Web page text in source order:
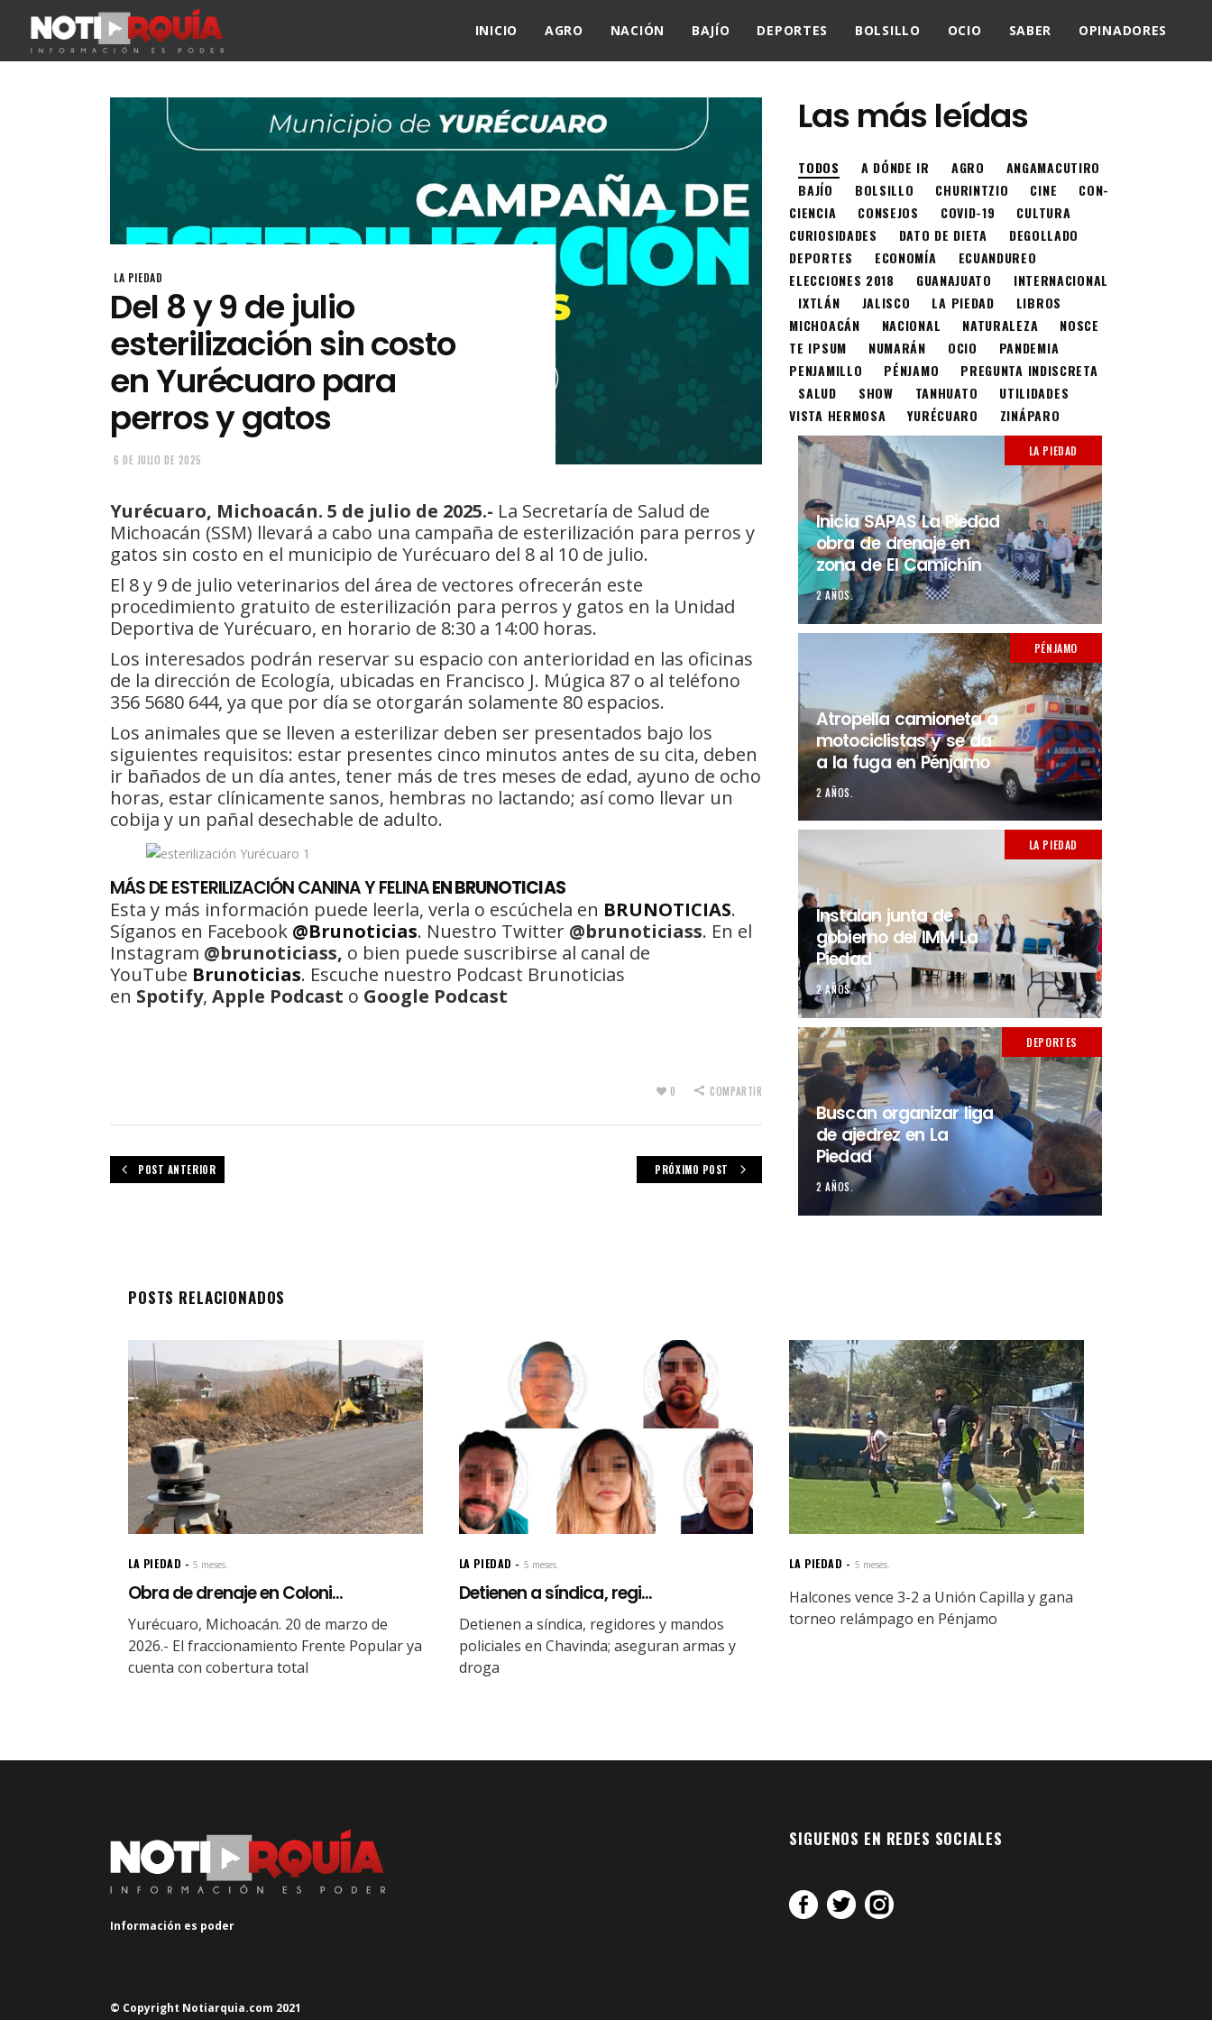
INICIO AGRO NACIÓN BAJÍO DEPORTES BOLSILLO OCIO SABER OPINADORES
LA PIEDAD
Del 8 y 9 de julio
esterilización sin costo
en Yurécuaro para
perros y gatos
6 DE JULIO DE 2025
Yurécuaro, Michoacán. 5 de julio de 2025.- La Secretaría de Salud de
Michoacán (SSM) llevará a cabo una campaña de esterilización para perros y
gatos sin costo en el municipio de Yurécuaro del 8 al 10 de julio.
El 8 y 9 de julio veterinarios del área de vectores ofrecerán este
procedimiento gratuito de esterilización para perros y gatos en la Unidad
Deportiva de Yurécuaro, en horario de 8:30 a 14:00 horas.
Los interesados podrán reservar su espacio con anterioridad en las oficinas
de la dirección de Ecología, ubicadas en Francisco J. Múgica 87 o al teléfono
356 5680 644, ya que por día se otorgarán solamente 80 espacios.
Los animales que se lleven a esterilizar deben ser presentados bajo los
siguientes requisitos: estar presentes cinco minutos antes de su cita, deben
ir bañados de un día antes, tener más de tres meses de edad, ayuno de ocho
horas, estar clínicamente sanos, hembras no lactando; así como llevar un
cobija y un pañal desechable de adulto.
MÁS DE ESTERILIZACIÓN CANINA Y FELINAEN BRUNOTICIAS
Esta y más información puede leerla, verla o escúchela en BRUNOTICIAS.
Síganos en Facebook @Brunoticias. Nuestro Twitter @brunoticiass. En el
Instagram @brunoticiass, o bien puede suscribirse al canal de
YouTube Brunoticias. Escuche nuestro Podcast Brunoticias
en Spotify, Apple Podcast o Google Podcast
0 COMPARTIR
POST ANTERIOR PRÓXIMO POST
Las más leídas
TODOS A DÓNDE IR AGRO
ANGAMACUTIRO
BAJÍO
BOLSILLO CHURINTZIO CINE
CON-
CIENCIA
CONSEJOS COVID-19
CULTURA
CURIOSIDADES
DATO DE DIETA
DEGOLLADO
DEPORTES
ECONOMÍA
ECUANDUREO
ELECCIONES 2018
GUANAJUATO
INTERNACIONAL
IXTLÁN
JALISCO LA PIEDAD
LIBROS
MICHOACÁN
NACIONAL NATURALEZA
NOSCE
TE IPSUM
NUMARÁN OCIO
PANDEMIA
PENJAMILLO
PÉNJAMO
PREGUNTA INDISCRETA
SALUD
SHOW TANHUATO
UTILIDADES
VISTA HERMOSA
YURÉCUARO ZINÁPARO
LA PIEDAD
Inicia SAPAS La Piedad
obra de drenaje en
zona de El Camichín
2 AÑOS.
PÉNJAMO
Atropella camioneta a
motociclistas y se da
a la fuga en Pénjamo
2 AÑOS.
LA PIEDAD
Instalan junta de
gobierno del IMM La
Piedad
2 AÑOS.
DEPORTES
Buscan organizar liga
de ajedrez en La
Piedad
2 AÑOS.
POSTS RELACIONADOS
LA PIEDAD 5 meses.
Obra de drenaje en Coloni...
Yurécuaro, Michoacán. 20 de marzo de
2026.- El fraccionamiento Frente Popular ya
cuenta con cobertura total
LA PIEDAD 5 meses.
Detienen a síndica, regi...
Detienen a síndica, regidores y mandos
policiales en Chavinda; aseguran armas y
droga
LA PIEDAD 5 meses.
Halcones vence 3-2 a Unión Capilla y gana
torneo relámpago en Pénjamo
Información es poder
SIGUENOS EN REDES SOCIALES
© Copyright Notiarquia.com 2021